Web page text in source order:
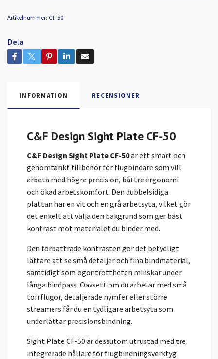
Artikelnummer: CF-50
Dela
INFORMATION RECENSIONER
C&F Design Sight Plate CF-50
C&F Design Sight Plate CF-50är ett smart och
genomtänkt tillbehör för flugbindare som vill
arbeta med högre precision, bättre ergonomi
och ökad arbetskomfort. Den dubbelsidiga
plattan har en vit och en grå arbetsyta, vilket gör
det enkelt att välja den bakgrund som ger bäst
kontrast mot materialet du binder med.
Den förbättrade kontrasten gör det betydligt
lättare att se små detaljer och fina bindmaterial,
samtidigt som ögontröttheten minskar under
långa bindpass. Oavsett om du arbetar med små
torrflugor, detaljerade nymfer eller större
streamers får du en tydligare arbetsyta som
underlättar precisionsbindning.
Sight Plate CF-50 är dessutom utrustad med tre
integrerade hållare för flugbindningsverktyg